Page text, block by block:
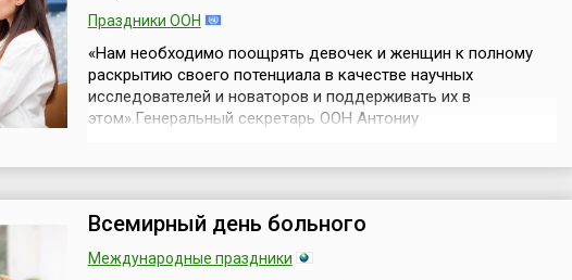
Праздники ООН
«Нам необходимо поощрять девочек и женщин к полному
раскрытию своего потенциала в качестве научных
исследователей и новаторов и поддерживать их в
этом».Генеральный секретарь ООН Антониу
Science), с целью отметить, что женщины и...
Всемирный день больного
Международные праздники